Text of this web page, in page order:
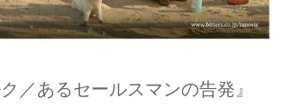
／あるセールスマンの告発』